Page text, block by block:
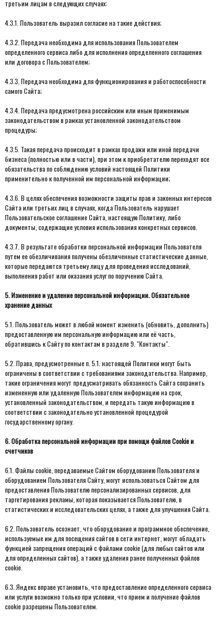
третьим лицам в следующих случаях:
4.3.1. Пользователь выразил согласие на такие действия;
4.3.2. Передача необходима для использования Пользователем
определенного сервиса либо для исполнения определенного соглашения
или договора с Пользователем;
4.3.3. Передача необходима для функционирования и работоспособности
самого Сайта;
4.3.4. Передача предусмотрена российским или иным применимым
законодательством в рамках установленной законодательством
процедуры;
4.3.5. Такая передача происходит в рамках продажи или иной передачи
бизнеса (полностью или в части), при этом к приобретателю переходят все
обязательства по соблюдению условий настоящей Политики
применительно к полученной им персональной информации;
4.3.6. В целях обеспечения возможности защиты прав и законных интересов
Сайта или третьих лиц в случаях, когда Пользователь нарушает
Пользовательское соглашение Сайта, настоящую Политику, либо
документы, содержащие условия использования конкретных сервисов.
4.3.7. В результате обработки персональной информации Пользователя
путем ее обезличивания получены обезличенные статистические данные,
которые передаются третьему лицу для проведения исследований,
выполнения работ или оказания услуг по поручению Сайта.
5. Изменение и удаление персональной информации. Обязательное
хранение данных
5.1. Пользователь может в любой момент изменить (обновить, дополнить)
предоставленную им персональную информацию или её часть,
обратившись к Сайту по контактам в разделе 9. "Контакты".
5.2. Права, предусмотренные п. 5.1. настоящей Политики могут быть
ограничены в соответствии с требованиями законодательства. Например,
такие ограничения могут предусматривать обязанность Сайта сохранить
измененную или удаленную Пользователем информацию на срок,
установленный законодательством, и передать такую информацию в
соответствии с законодательно установленной процедурой
государственному органу.
6. Обработка персональной информации при помощи файлов Cookie и
счетчиков
6.1. Файлы cookie, передаваемые Сайтом оборудованию Пользователя и
оборудованием Пользователя Сайту, могут использоваться Сайтом для
предоставления Пользователю персонализированных сервисов, для
таргетирования рекламы, которая показывается Пользователю, в
статистических и исследовательских целях, а также для улучшения Сайта.
6.2. Пользователь осознает, что оборудование и программное обеспечение,
используемые им для посещения сайтов в сети интернет, могут обладать
функцией запрещения операций с файлами cookie (для любых сайтов или
для определенных сайтов), а также удаления ранее полученных файлов
cookie.
6.3. Яндекс вправе установить, что предоставление определенного сервиса
или услуги возможно только при условии, что прием и получение файлов
cookie разрешены Пользователем.